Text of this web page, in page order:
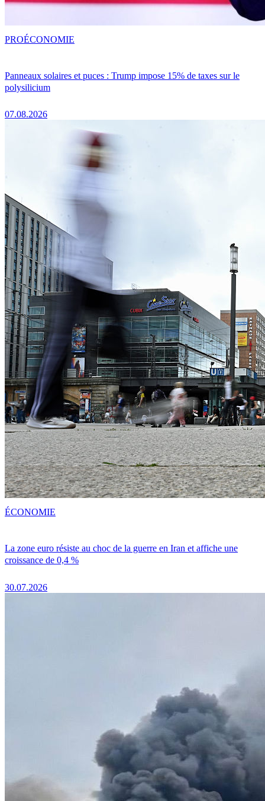
Panneaux solaires et puces : Trump impose 15% de taxes sur le
polysilicium
07.08.2026
PROÉCONOMIE
La zone euro résiste au choc de la guerre en Iran et affiche une
croissance de 0,4 %
30.07.2026
ÉCONOMIE